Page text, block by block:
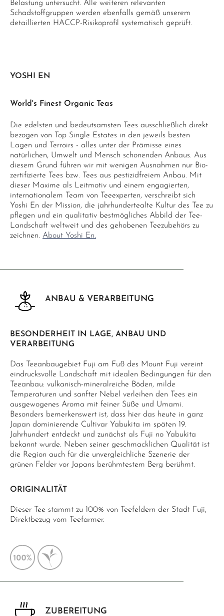
Belastung untersucht. Alle weiteren relevanten
Schadstoffgruppen werden ebenfalls gemäß unserem
detaillierten HACCP-Risikoprofil systematisch geprüft.
YOSHI EN
World's Finest Organic Teas
Die edelsten und bedeutsamsten Tees ausschließlich direkt
bezogen von Top Single Estates in den jeweils besten
Lagen und Terroirs - alles unter der Prämisse eines
natürlichen, Umwelt und Mensch schonenden Anbaus. Aus
diesem Grund führen wir mit wenigen Ausnahmen nur Bio-
zertifizierte Tees bzw. Tees aus pestizidfreiem Anbau. Mit
dieser Maxime als Leitmotiv und einem engagierten,
internationalem Team von Teeexperten, verschreibt sich
Yoshi En der Mission, die jahrhundertealte Kultur des Tee zu
pflegen und ein qualitativ bestmögliches Abbild der Tee-
Landschaft weltweit und des gehobenen Teezubehörs zu
zeichnen. About Yoshi En.
ANBAU & VERARBEITUNG
BESONDERHEIT IN LAGE, ANBAU UND
VERARBEITUNG
Das Teeanbaugebiet Fuji am Fuß des Mount Fuji vereint
eindrucksvolle Landschaft mit idealen Bedingungen für den
Teeanbau: vulkanisch-mineralreiche Böden, milde
Temperaturen und sanfter Nebel verleihen den Tees ein
ausgewogenes Aroma mit feiner Süße und Umami.
Besonders bemerkenswert ist, dass hier das heute in ganz
Japan dominierende Cultivar Yabukita im späten 19.
Jahrhundert entdeckt und zunächst als Fuji no Yabukita
bekannt wurde. Neben seiner geschmacklichen Qualität ist
die Region auch für die unvergleichliche Szenerie der
grünen Felder vor Japans berühmtestem Berg berühmt.
ORIGINALITÄT
Dieser Tee stammt zu 100% von Teefeldern der Stadt Fuji,
Direktbezug vom Teefarmer.
ZUBEREITUNG